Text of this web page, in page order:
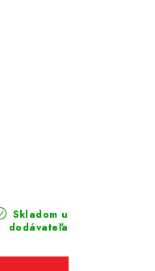
Skladom u
dodávateľa